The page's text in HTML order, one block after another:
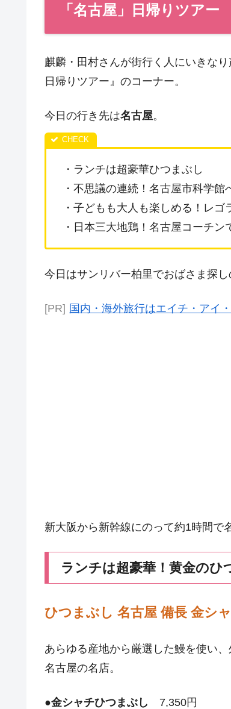
「名古屋」日帰りツアー
麒麟・田村さんが街行く人にいきな
日帰りツアー』のコーナー。
今日の行き先は名古屋。
・ランチは超豪華ひつまぶし
・不思議の連続！名古屋市科学館
・子どもも大人も楽しめる！レゴ
・日本三大地鶏！名古屋コーチン
今日はサンリバー柏里でおばさま探し
[PR] 国内・海外旅行はエイチ・アイ
新大阪から新幹線にのって約1時間で
ランチは超豪華！黄金のひ
ひつまぶし 名古屋 備長 金シ
あらゆる産地から厳選した鰻を使い
名古屋の名店。
●金シャチひつまぶし 7,350円